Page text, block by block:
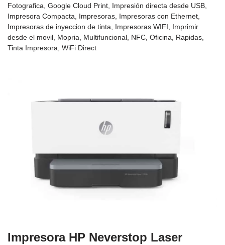
Fotografica, Google Cloud Print, Impresión directa desde USB,
Impresora Compacta, Impresoras, Impresoras con Ethernet,
Impresoras de inyeccion de tinta, Impresoras WIFI ,
Imprimir
desde el movil , Mopria, Multifuncional , NFC, Oficina, Rapidas,
Tinta Impresora, WiFi Direct
Impresora HP Neverstop Laser